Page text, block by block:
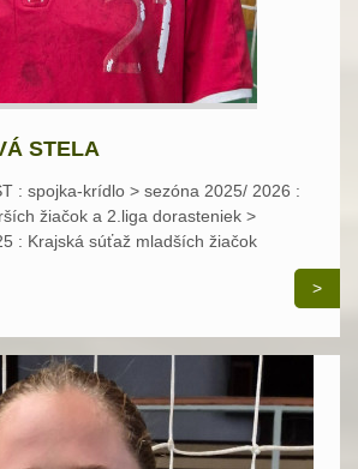
STELA
: spojka-krídlo > sezóna 2025/ 2026 :
žiačok a 2.liga dorasteniek >
: Krajská súťaž mladších žiačok
>